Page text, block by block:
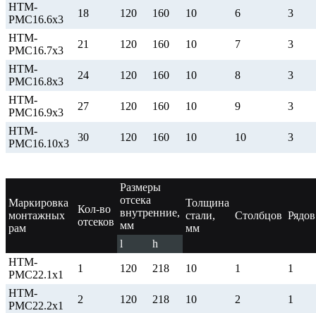
НТМ-
РМС16.6х3
18 120 160 10 6 3
НТМ-
РМС16.7х3
21 120 160 10 7 3
НТМ-
РМС16.8х3
24 120 160 10 8 3
НТМ-
РМС16.9х3
27 120 160 10 9 3
НТМ-
РМС16.10х3
30 120 160 10 10 3
Маркировка
монтажных
рам
Кол-во
отсеков
Размеры
отсека
внутренние,
мм
Толщина
стали,
мм
Столбцов Рядов
l
h
НТМ-
РМС22.1х1
1 120 218 10 1 1
НТМ-
РМС22.2х1
2 120 218 10 2 1